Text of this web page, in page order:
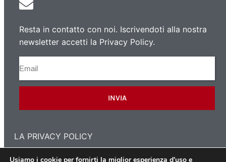
Resta in contatto con noi. Iscrivendoti alla nostra
newsletter accetti la Privacy Policy.
INVIA
LA PRIVACY POLICY
Usiamo i cookie per fornirti la miglior esperienza d'uso e